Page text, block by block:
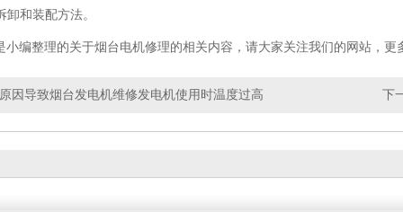
卸和装配方法。
整理的关于烟台电机修理的相关内容，请大家关注我们的网站，更
因导致烟台发电机维修发电机使用时温度过高 下